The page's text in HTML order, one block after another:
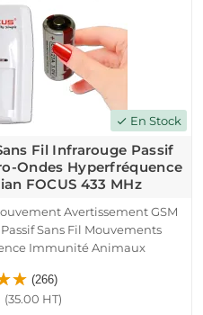
check En Stock
Fil Infrarouge Passif
Ondes Hyperfréquence
FOCUS 433 MHz
Avertissement GSM
Sans Fil Mouvements
Immunité Animaux
Centrale Alarme Connectée
(266)
(35.00 HT)